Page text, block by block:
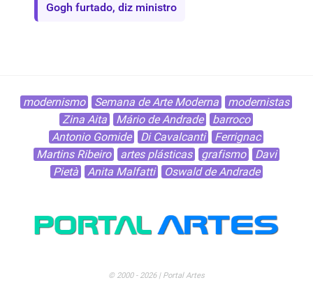
Gogh furtado, diz ministro
modernismo Semana de Arte Moderna
modernistas
Zina Aita
Mário de Andrade
barroco
Antonio Gomide
Di Cavalcanti
Ferrignac
Martins Ribeiro
artes plásticas grafismo
Davi
Pietà
Anita Malfatti Oswald de Andrade
© 2000 - 2026 | Portal Artes